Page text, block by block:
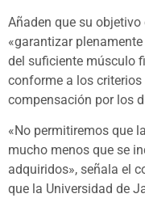
Añaden que su
«garantizar
del suficiente músculo
conforme a los
compensación por los
«No permitiremos que
mucho menos que se
adquiridos», señala el
que la Universidad de